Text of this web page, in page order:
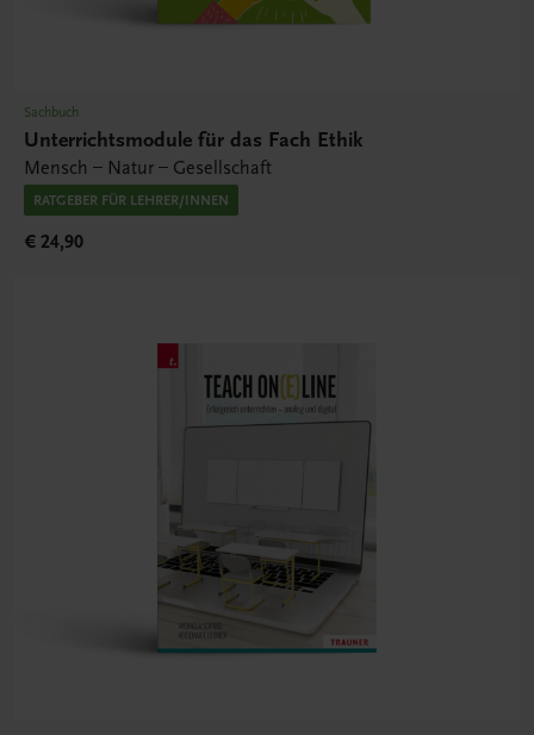
Sachbuch
Unterrichtsmodule für das Fach Ethik
Mensch – Natur – Gesellschaft
RATGEBER FÜR LEHRER/INNEN
€ 24,90